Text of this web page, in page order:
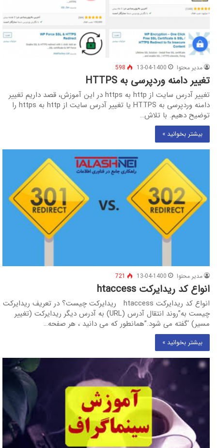
مدیر محتوا 13-04-1400
598
تغییر دامنه وردپرسی به HTTPS
تغییر آدرس سایت از http به https در این آموزش، قصد داریم تغییر
دامنه وردپرسی به HTTPS یا تغییر آدرس سایت از http به https را
توضیح دهیم. با تلاش…
بیشتر بخوانید »
مدیر محتوا 13-04-1400
721
انواع کد ریدایرکت htaccess
انواع کد ریدایرکت htaccess ریدایرکت چیست؟ در تعریف ریدایرکت
چیست به”روند انتقال آدرس (URL) به آدرس دیگر ریدایرکت (تغییر
مسیر) ‘گفته می شود.”همانطور که می دانید ، هر صفحه…
بیشتر بخوانید »